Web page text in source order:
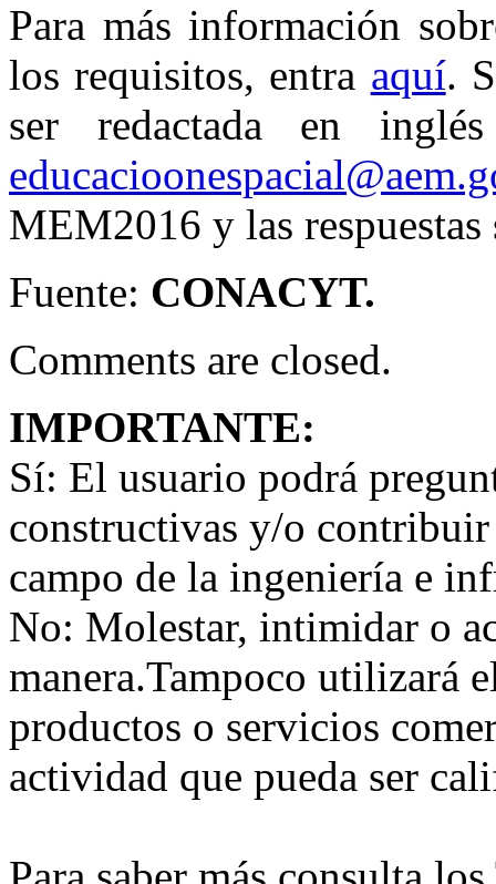
Para más información
los requisitos, entra aquí.
ser redactada en
MEM2016 y las
Fuente: CONACYT.
Comments are closed.
IMPORTANTE:
Sí: El usuario podrá
constructivas y/o
campo de la ingeniería e
No: Molestar, intimidar o
manera.Tampoco utilizará
productos o servicios
actividad que pueda ser